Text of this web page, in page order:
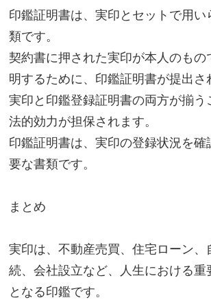
印鑑証明書は、実印とセットで用い
類です。
契約書に押された実印が本人のもの
明するために、印鑑証明書が提出さ
実印と印鑑登録証明書の両方が揃う
法的効力が担保されます。
印鑑証明書は、実印の登録状況を確
要な書類です。
まとめ
実印は、不動産売買、住宅ローン、
続、会社設立など、人生における重
となる印鑑です。